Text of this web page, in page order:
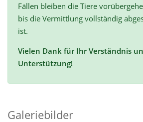
Fällen bleiben die Tiere
bis die Vermittlung vollständig
ist.
Vielen Dank für Ihr Verständnis
Unterstützung!
Galeriebilder